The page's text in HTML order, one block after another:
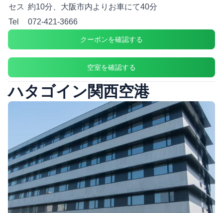
セス 約10分、大阪市内よりお車にて40分
Tel
072-421-3666
クーポンを確認する
空室を確認する
ハタゴイン関西空港